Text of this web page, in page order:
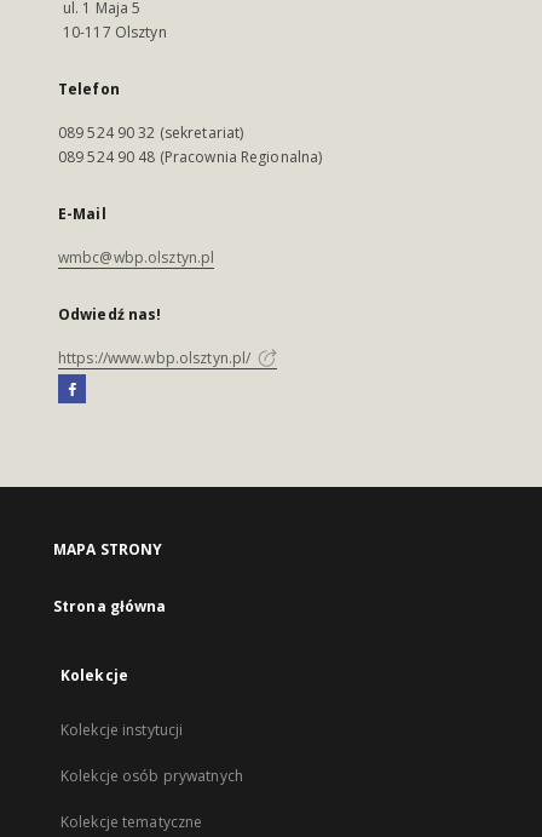
ul. 1 Maja 5
10-117 Olsztyn
Telefon
089 524 90 32 (sekretariat)
089 524 90 48 (Pracownia Regionalna)
E-Mail
wmbc@wbp.olsztyn.pl
Odwiedź nas!
https://www.wbp.olsztyn.pl/
MAPA STRONY
Strona główna
Kolekcje
Kolekcje instytucji
Kolekcje osób prywatnych
Kolekcje tematyczne